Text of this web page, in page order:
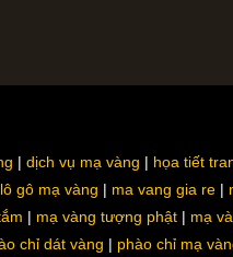
dịch vụ mạ vàng họa tiết
lô gô mạ vàng ma vang gia re
mạ vàng tượng phật mạ
chỉ dát vàng phào chỉ mạ